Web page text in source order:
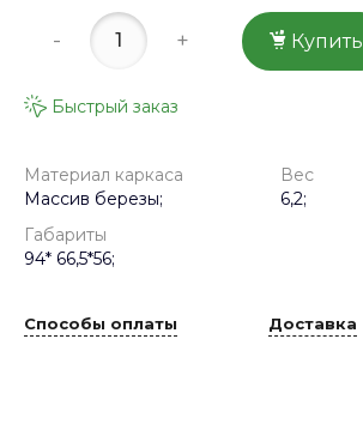
- + Купить
Быстрый заказ
Материал каркаса
Массив березы;
Вес
6,2;
Габариты
94* 66,5*56;
Способы оплаты Доставка